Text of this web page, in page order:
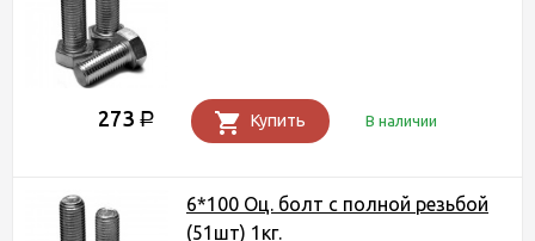
273 Р Купить В наличии
6*100 Оц. болт с полной резьбой
(51шт) 1кг.